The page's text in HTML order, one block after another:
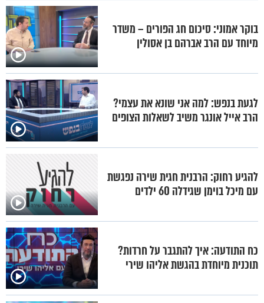
בוקר אמוני: סיכום חג הפורים – משדר
מיוחד עם הרב אברהם בן אסולין
לגעת בנפש: למה אני שונא את עצמי?
הרב אייל אונגר משיב לשאלות הצופים
להגיע רחוק: הרבנית חגית שירה נפגשת
עם מיכל בוימן שגידלה 60 ילדים
כח התודעה: איך להתגבר על חרדות?
תוכנית מיוחדת בהגשת אליהו שירי